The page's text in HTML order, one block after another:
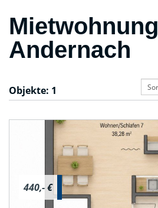
Mietwohnung
Andernach
Objekte: 1
440,- €